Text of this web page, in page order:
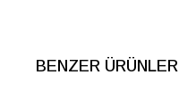
BENZER ÜRÜNLER